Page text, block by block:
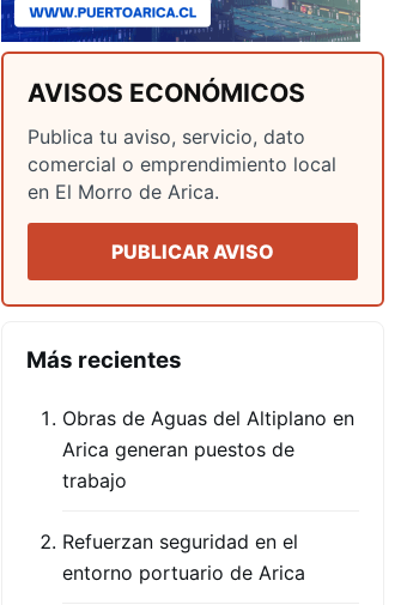
AVISOS ECONÓMICOS
Publica tu aviso, servicio, dato
comercial o emprendimiento local
en El Morro de Arica.
PUBLICAR AVISO
Más recientes
Obras de Aguas del Altiplano en
Arica generan puestos de
trabajo
Refuerzan seguridad en el
entorno portuario de Arica